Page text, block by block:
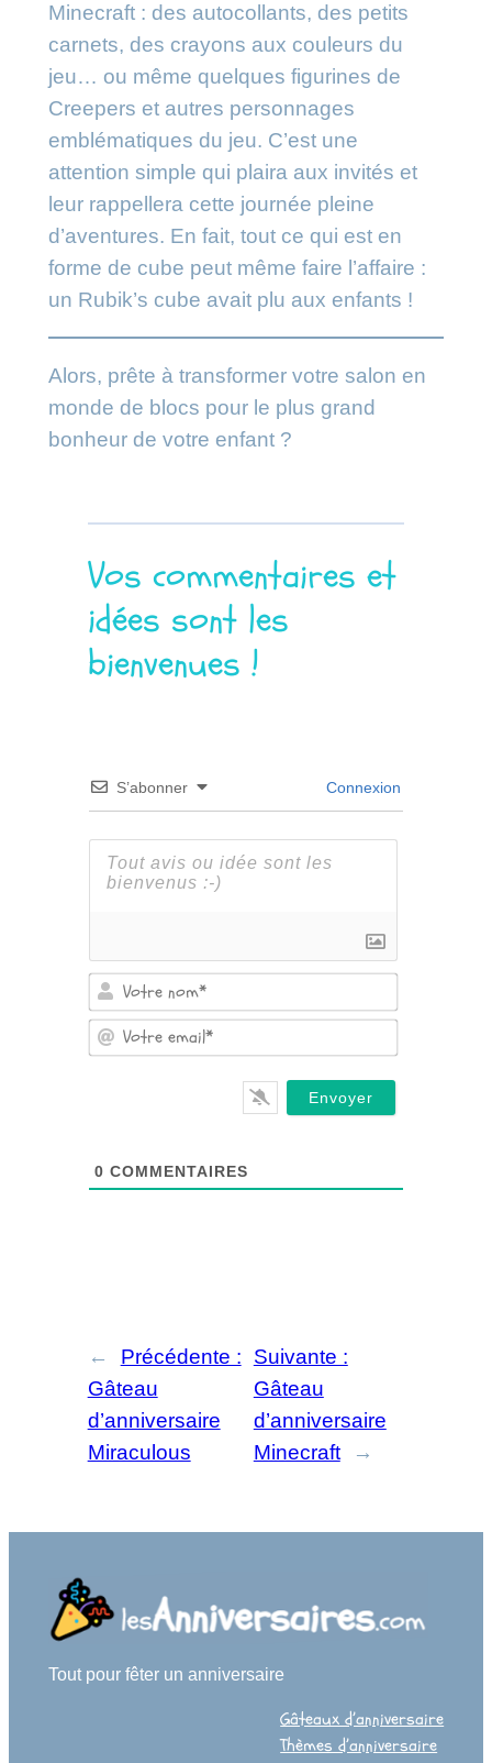
Minecraft : des autocollants, des petits
carnets, des crayons aux couleurs du
jeu… ou même quelques figurines de
Creepers et autres personnages
emblématiques du jeu. C’est une
attention simple qui plaira aux invités et
leur rappellera cette journée pleine
d’aventures. En fait, tout ce qui est en
forme de cube peut même faire l’affaire :
un Rubik’s cube avait plu aux enfants !
Alors, prête à transformer votre salon en
monde de blocs pour le plus grand
bonheur de votre enfant ?
Vos commentaires et
idées sont les
bienvenues !
S’abonner Connexion
nom*
Votre
email*
0 COMMENTAIRES
←
Précédente :
Gâteau
d’anniversaire
Miraculous
Suivante :
Gâteau
d’anniversaire
Minecraft
→
Tout pour fêter un anniversaire
Gâteaux d’anniversaire
Thèmes d’anniversaire